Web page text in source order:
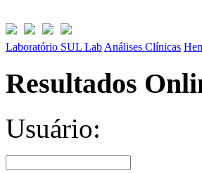
Laboratório SUL Lab Análises Clínicas
Resultados
Usuário: